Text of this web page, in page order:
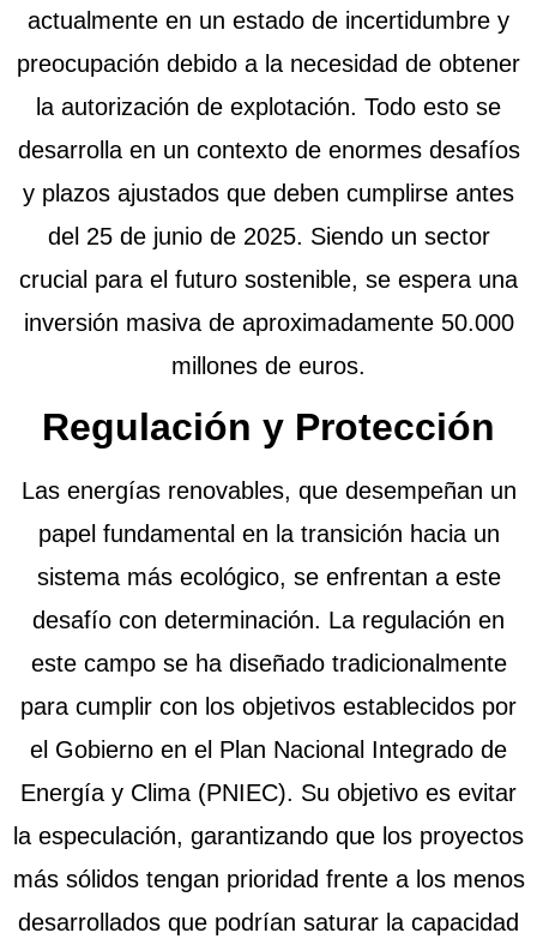
actualmente en un estado de incertidumbre y
preocupación debido a la necesidad de obtener
la autorización de explotación. Todo esto se
desarrolla en un contexto de enormes desafíos
y plazos ajustados que deben cumplirse antes
del 25 de junio de 2025. Siendo un sector
crucial para el futuro sostenible, se espera una
inversión masiva de aproximadamente 50.000
millones de euros.
Regulación y Protección
Las energías renovables, que desempeñan un
papel fundamental en la transición hacia un
sistema más ecológico, se enfrentan a este
desafío con determinación. La regulación en
este campo se ha diseñado tradicionalmente
para cumplir con los objetivos establecidos por
el Gobierno en el Plan Nacional Integrado de
Energía y Clima (PNIEC). Su objetivo es evitar
la especulación, garantizando que los proyectos
más sólidos tengan prioridad frente a los menos
desarrollados que podrían saturar la capacidad